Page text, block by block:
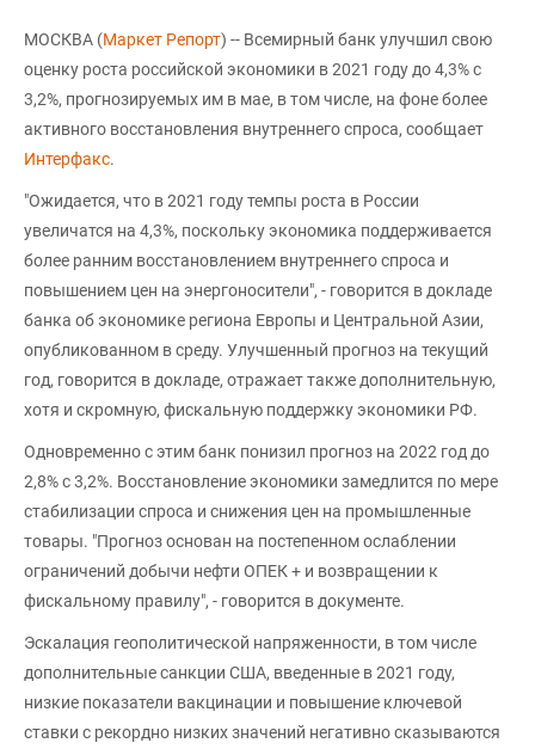
МОСКВА (Маркет Репорт) -- Всемирный банк улучшил свою
оценку роста российской экономики в 2021 году до 4,3% с
3,2%, прогнозируемых им в мае, в том числе, на фоне более
активного восстановления внутреннего спроса, сообщает
Интерфакс.
"Ожидается, что в 2021 году темпы роста в России
увеличатся на 4,3%, поскольку экономика поддерживается
более ранним восстановлением внутреннего спроса и
повышением цен на энергоносители", - говорится в докладе
банка об экономике региона Европы и Центральной Азии,
опубликованном в среду. Улучшенный прогноз на текущий
год, говорится в докладе, отражает также дополнительную,
хотя и скромную, фискальную поддержку экономики РФ.
Одновременно с этим банк понизил прогноз на 2022 год до
2,8% с 3,2%. Восстановление экономики замедлится по мере
стабилизации спроса и снижения цен на промышленные
товары. "Прогноз основан на постепенном ослаблении
ограничений добычи нефти ОПЕК + и возвращении к
фискальному правилу", - говорится в документе.
Эскалация геополитической напряженности, в том числе
дополнительные санкции США, введенные в 2021 году,
низкие показатели вакцинации и повышение ключевой
ставки с рекордно низких значений негативно сказываются